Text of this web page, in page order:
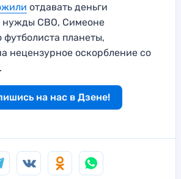
отдавать деньги
нужды СВО, Симеоне
футболиста планеты,
нецензурное оскорбление со
на нас в Дзене!